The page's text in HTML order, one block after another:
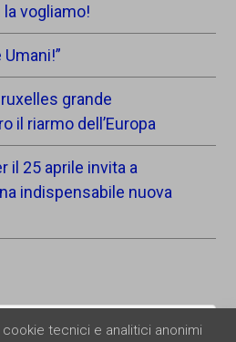
vogliamo!
grande
il riarmo dell’Europa
il 25 aprile invita a
indispensabile nuova
tecnici e analitici anonimi